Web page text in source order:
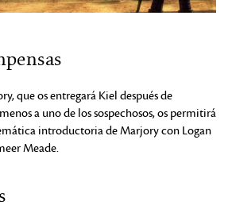
que os entregará Kiel después de
a uno de los sospechosos, os permitirá
introductoria de Marjory con Logan
Meade.